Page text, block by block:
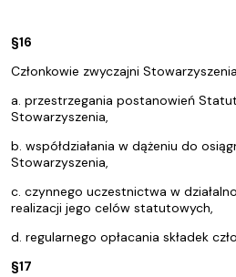
§16
Członkowie zwyczajni
a. przestrzegania postanowień
Stowarzyszenia,
b. współdziałania w dążeniu do
Stowarzyszenia,
c. czynnego uczestnictwa w
realizacji jego celów statutowych,
d. regularnego opłacania składek
§17